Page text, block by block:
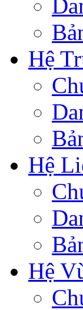
Hệ
Hệ
Hệ